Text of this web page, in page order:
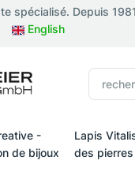
spécialisé. Depuis
English
-
de bijoux
Lapis
des